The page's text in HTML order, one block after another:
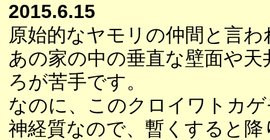
2015.6.15
原始的なヤモリの仲間と言
あの家の中の垂直な壁面や
ろが苦手です。
なのに、このクロイワトカ
神経質なので、暫くすると